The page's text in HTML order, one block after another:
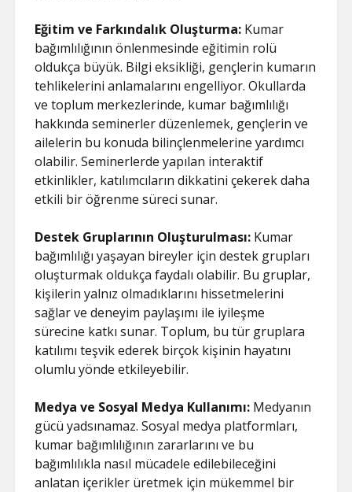
ÜCRETSIZ
LISTE
RETWEET KASMA ŞIFRESIZ
SAYFA LISTESI
Eğitim ve Farkındalık Oluşturma: Kumar
bağımlılığının önlenmesinde eğitimin rolü
oldukça büyük. Bilgi eksikliği, gençlerin kumarın
tehlikelerini anlamalarını engelliyor. Okullarda
ve toplum merkezlerinde, kumar bağımlılığı
hakkında seminerler düzenlemek, gençlerin ve
ailelerin bu konuda bilinçlenmelerine yardımcı
olabilir. Seminerlerde yapılan interaktif
etkinlikler, katılımcıların dikkatini çekerek daha
etkili bir öğrenme süreci sunar.
Destek Gruplarının Oluşturulması: Kumar
bağımlılığı yaşayan bireyler için destek grupları
oluşturmak oldukça faydalı olabilir. Bu gruplar,
kişilerin yalnız olmadıklarını hissetmelerini
sağlar ve deneyim paylaşımı ile iyileşme
sürecine katkı sunar. Toplum, bu tür gruplara
katılımı teşvik ederek birçok kişinin hayatını
olumlu yönde etkileyebilir.
Medya ve Sosyal Medya Kullanımı: Medyanın
gücü yadsınamaz. Sosyal medya platformları,
kumar bağımlılığının zararlarını ve bu
bağımlılıkla nasıl mücadele edilebileceğini
anlatan içerikler üretmek için mükemmel bir